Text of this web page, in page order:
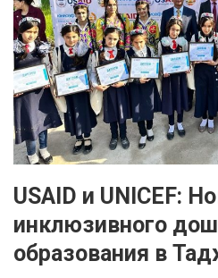
USAID и UNICEF:
инклюзивного
образования в